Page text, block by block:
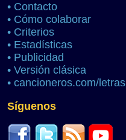
• Contacto
• Cómo colaborar
• Criterios
• Estadísticas
• Publicidad
• Versión clásica
• cancioneros.com/letras
Síguenos